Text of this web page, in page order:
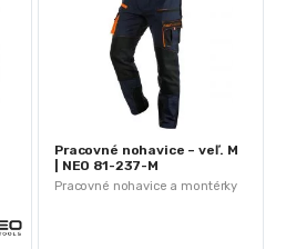
Pracovné nohavice a montérky
Pracovné nohavice – veľ. M
| NEO 81-237-M